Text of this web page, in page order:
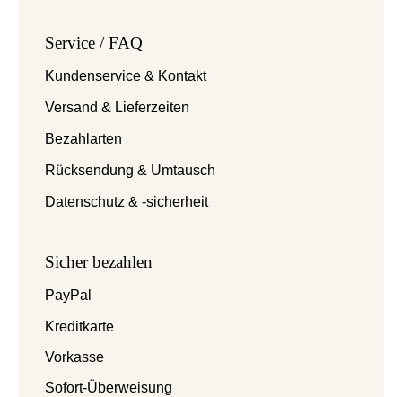
Service / FAQ
Kundenservice & Kontakt
Versand & Lieferzeiten
Bezahlarten
Rücksendung & Umtausch
Datenschutz & -sicherheit
Sicher bezahlen
PayPal
Kreditkarte
Vorkasse
Sofort-Überweisung